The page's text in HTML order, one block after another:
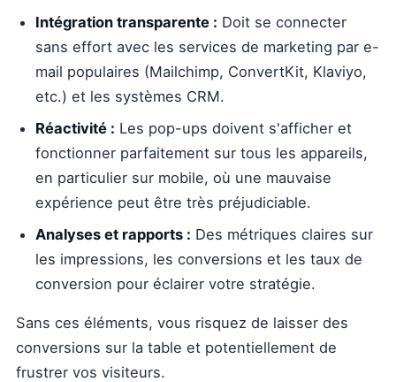
Intégration transparente : Doit se connecter
sans effort avec les services de marketing par e-
mail populaires (Mailchimp, ConvertKit, Klaviyo,
etc.) et les systèmes CRM.
Réactivité : Les pop-ups doivent s'afficher et
fonctionner parfaitement sur tous les appareils,
en particulier sur mobile, où une mauvaise
expérience peut être très préjudiciable.
Analyses et rapports : Des métriques claires sur
les impressions, les conversions et les taux de
conversion pour éclairer votre stratégie.
Sans ces éléments, vous risquez de laisser des
conversions sur la table et potentiellement de
frustrer vos visiteurs.